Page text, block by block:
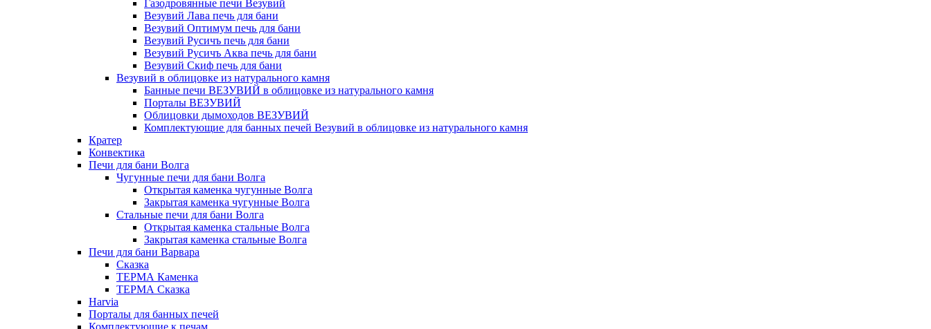
Газодровянные печи Везувий
Везувий Лава печь для бани
Везувий Оптимум печь для бани
Везувий Русичъ печь для бани
Везувий Русичъ Аква печь для бани
Везувий Скиф печь для бани
Везувий в облицовке из натурального камня
Банные печи ВЕЗУВИЙ в облицовке из натурального камня
Порталы ВЕЗУВИЙ
Облицовки дымоходов ВЕЗУВИЙ
Комплектующие для банных печей Везувий в облицовке из натурального камня
Кратер
Конвектика
Печи для бани Волга
Чугунные печи для бани Волга
Открытая каменка чугунные Волга
Закрытая каменка чугунные Волга
Стальные печи для бани Волга
Открытая каменка стальные Волга
Закрытая каменка стальные Волга
Печи для бани Варвара
Сказка
ТЕРМА Каменка
ТЕРМА Сказка
Harvia
Порталы для банных печей
Комплектующие к печам